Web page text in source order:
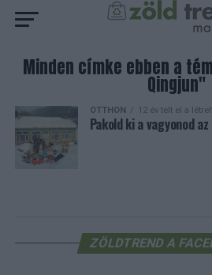
Minden címke ebben a
Qingjun"
OTTHON 12 év telt el a
Pakold ki a vagyonod
ZÖLDTREND A